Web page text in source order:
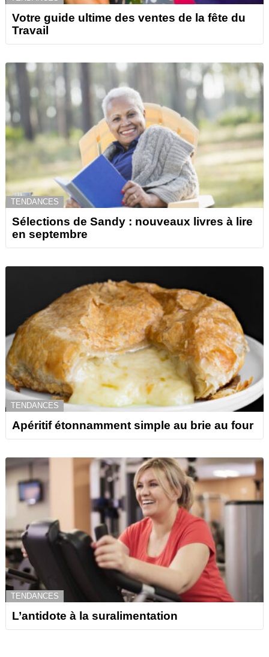
Votre guide ultime des ventes de la fête du
Travail
TENDANCES
Sélections de Sandy : nouveaux livres à lire
en septembre
TENDANCES
Apéritif étonnamment simple au brie au four
TENDANCES
L’antidote à la suralimentation